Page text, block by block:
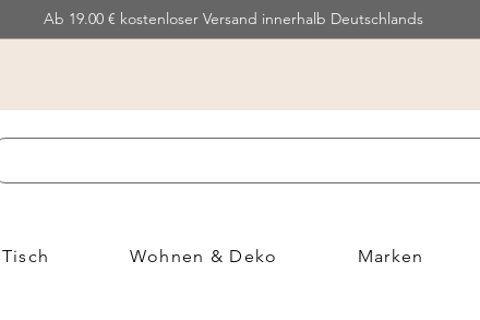
Ab 19.00 € kostenloser Versand innerhalb Deutschlands
Tisch Wohnen & Deko Marken